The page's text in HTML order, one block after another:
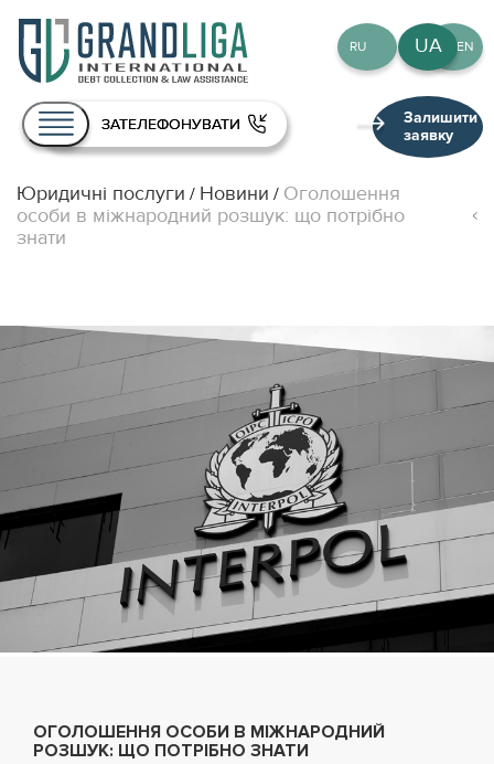
Про нас
Публікації
Контакти
UA
UA
RU EN
ЗАТЕЛЕФОНУВАТИ
Залишити
заявку
Юридичні послуги / Новини / Оголошення
особи в міжнародний розшук: що потрібно
знати
ОГОЛОШЕННЯ ОСОБИ В МІЖНАРОДНИЙ
РОЗШУК: ЩО ПОТРІБНО ЗНАТИ